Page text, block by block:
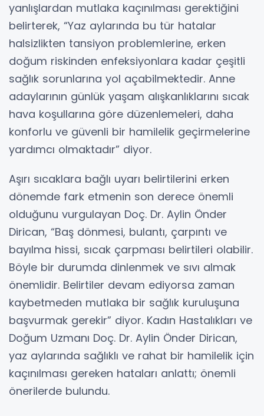
yanlışlardan mutlaka kaçınılması gerektiğini
belirterek, “Yaz aylarında bu tür hatalar
halsizlikten tansiyon problemlerine, erken
doğum riskinden enfeksiyonlara kadar çeşitli
sağlık sorunlarına yol açabilmektedir. Anne
adaylarının günlük yaşam alışkanlıklarını sıcak
hava koşullarına göre düzenlemeleri, daha
konforlu ve güvenli bir hamilelik geçirmelerine
yardımcı olmaktadır” diyor.
Aşırı sıcaklara bağlı uyarı belirtilerini erken
dönemde fark etmenin son derece önemli
olduğunu vurgulayan Doç. Dr. Aylin Önder
Dirican, “Baş dönmesi, bulantı, çarpıntı ve
bayılma hissi, sıcak çarpması belirtileri olabilir.
Böyle bir durumda dinlenmek ve sıvı almak
önemlidir. Belirtiler devam ediyorsa zaman
kaybetmeden mutlaka bir sağlık kuruluşuna
başvurmak gerekir” diyor. Kadın Hastalıkları ve
Doğum Uzmanı Doç. Dr. Aylin Önder Dirican,
yaz aylarında sağlıklı ve rahat bir hamilelik için
kaçınılması gereken hataları anlattı; önemli
önerilerde bulundu.